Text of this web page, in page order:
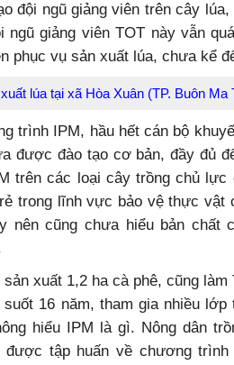
đội ngũ giảng viên trên cây
ngũ giảng viên TOT này vẫn
phục vụ sản xuất lúa, chưa kể
lúa tại xã Hòa Xuân (TP. Buôn Ma
trình IPM, hầu hết cán bộ
được đào tạo cơ bản, đầy đủ
trên các loại cây trồng chủ
trong lĩnh vực bảo vệ thực vật
nên cũng chưa hiểu bản chất
xuất 1,2 ha cà phê, cũng
suốt 16 năm, tham gia nhiều
hiểu IPM là gì. Nông dân
được tập huấn về chương